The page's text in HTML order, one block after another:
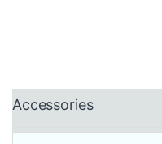
Accessories